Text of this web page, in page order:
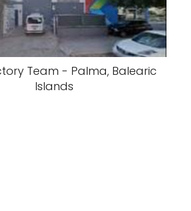
Team - Palma, Balearic
Islands